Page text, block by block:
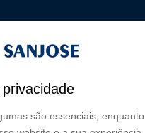
são essenciais, enquanto
INOVAÇÃO